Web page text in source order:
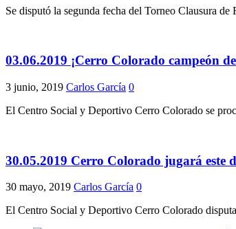
Se disputó la segunda fecha del Torneo Clausura
03.06.2019 ¡Cerro Colorado campeón
3 junio, 2019 Carlos García 0
El Centro Social y Deportivo Cerro Colorado se
30.05.2019 Cerro Colorado jugará este
30 mayo, 2019 Carlos García 0
El Centro Social y Deportivo Cerro Colorado